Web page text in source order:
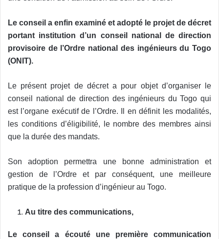
Le conseil a enfin examiné et adopté le projet de décret
portant institution d’un conseil national de direction
provisoire de l’Ordre national des ingénieurs du Togo
(ONIT).
Le présent projet de décret a pour objet d’organiser le
conseil national de direction des ingénieurs du Togo qui
est l’organe exécutif de l’Ordre. Il en définit les modalités,
les conditions d’éligibilité, le nombre des membres ainsi
que la durée des mandats.
Son adoption permettra une bonne administration et
gestion de l’Ordre et par conséquent, une meilleure
pratique de la profession d’ingénieur au Togo.
Au titre des communications,
Le conseil a écouté une première communication